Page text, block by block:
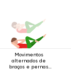
Movimentos
alternados de
braços e pernas